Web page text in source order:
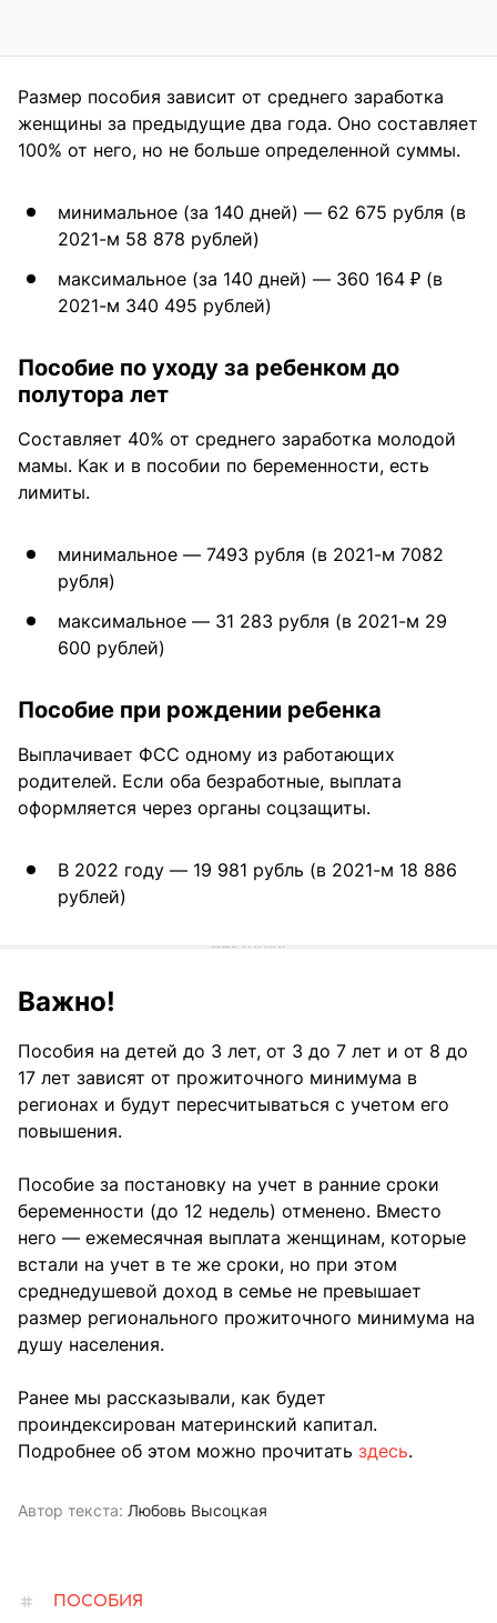
Размер пособия зависит от среднего заработка
женщины за предыдущие два года. Оно составляет
100% от него, но не больше определенной суммы.
минимальное (за 140 дней) — 62 675 рубля (в
2021-м 58 878 рублей)
максимальное (за 140 дней) — 360 164 ₽ (в
2021-м 340 495 рублей)
Пособие по уходу за ребенком до
полутора лет
Составляет 40% от среднего заработка молодой
мамы. Как и в пособии по беременности, есть
лимиты.
минимальное — 7493 рубля (в 2021-м 7082
рубля)
максимальное — 31 283 рубля (в 2021-м 29
600 рублей)
Пособие при рождении ребенка
Выплачивает ФСС одному из работающих
родителей. Если оба безработные, выплата
оформляется через органы соцзащиты.
В 2022 году — 19 981 рубль (в 2021-м 18 886
рублей)
Важно!
Пособия на детей до 3 лет, от 3 до 7 лет и от 8 до
17 лет зависят от прожиточного минимума в
регионах и будут пересчитываться с учетом его
повышения.
Пособие за постановку на учет в ранние сроки
беременности (до 12 недель) отменено. Вместо
него — ежемесячная выплата женщинам, которые
встали на учет в те же сроки, но при этом
среднедушевой доход в семье не превышает
размер регионального прожиточного минимума на
душу населения.
Ранее мы рассказывали, как будет
проиндексирован материнский капитал.
Подробнее об этом можно прочитать здесь.
Автор текста: Любовь Высоцкая
ПОСОБИЯ